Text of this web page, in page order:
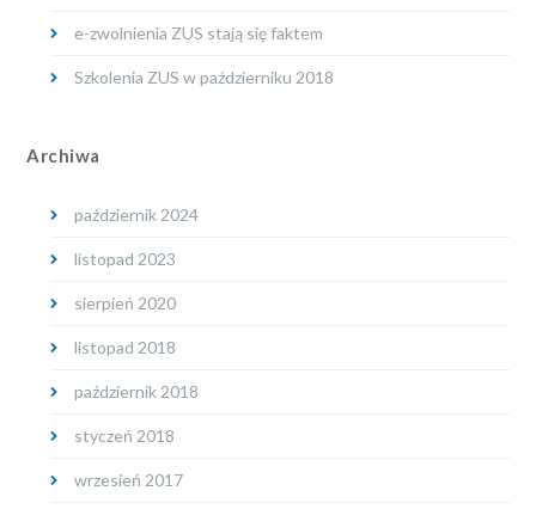
e-zwolnienia ZUS stają się faktem
Szkolenia ZUS w październiku 2018
Archiwa
październik 2024
listopad 2023
sierpień 2020
listopad 2018
październik 2018
styczeń 2018
wrzesień 2017